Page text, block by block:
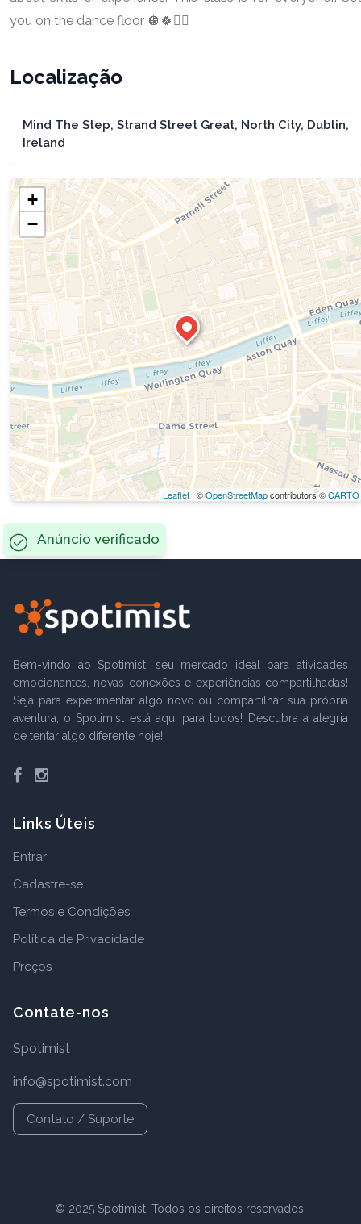
you on the dance floor 🪩🍀👯‍♂️
Localização
Mind The Step, Strand Street Great, North City, Dublin,
Ireland
+
−
Leaflet | ©OpenStreetMapcontributors ©CARTO
Anúncio verificado
Bem-vindo ao Spotimist, seu mercado ideal para atividades
emocionantes, novas conexões e experiências compartilhadas!
Seja para experimentar algo novo ou compartilhar sua própria
aventura, o Spotimist está aqui para todos! Descubra a alegria
de tentar algo diferente hoje!
Facebook
Instagram
Links Úteis
Entrar
Cadastre-se
Termos e Condições
Política de Privacidade
Preços
Contate-nos
Spotimist
info@spotimist.com
Contato / Suporte
© 2025 Spotimist. Todos os direitos reservados.